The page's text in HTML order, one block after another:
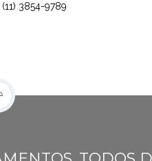
(11) 3854-9789